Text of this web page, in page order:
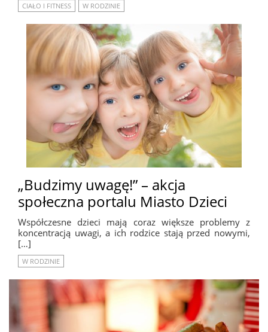
CIAŁO I FITNESS W RODZINIE
„Budzimy uwagę!” – akcja
społeczna portalu Miasto Dzieci
Współczesne dzieci mają coraz większe problemy z
koncentracją uwagi, a ich rodzice stają przed nowymi,
[…]
W RODZINIE